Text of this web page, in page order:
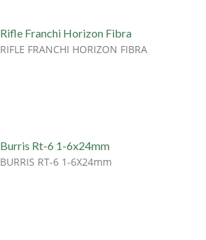
Rifle Franchi Horizon Fibra
RIFLE FRANCHI HORIZON FIBRA
Burris Rt-6 1-6x24mm
BURRIS RT-6 1-6X24mm